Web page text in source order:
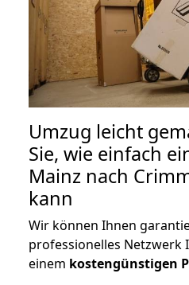
Umzug leicht
Sie, wie einfach
Mainz nach
kann
Wir können Ihnen
professionelles Netzwerk
einem kostengünstigen